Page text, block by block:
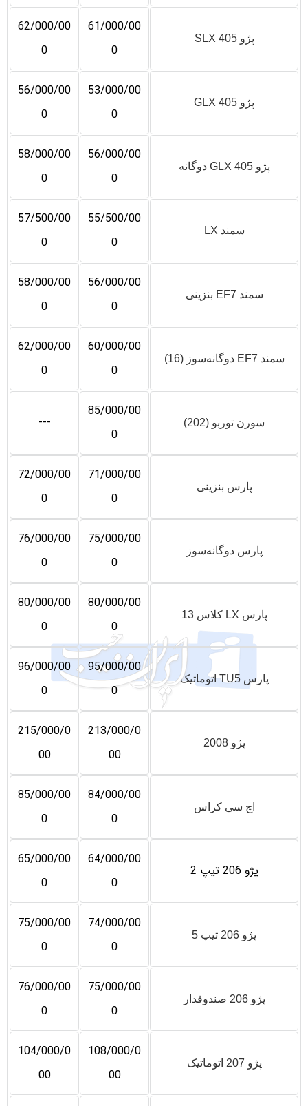
پژو 405 SLX
61/000/00
0
62/000/00
0
پژو 405 GLX
53/000/00
0
56/000/00
0
پژو 405 GLX دوگانه
56/000/00
0
58/000/00
0
سمند LX
55/500/00
0
57/500/00
0
سمند EF7 بنزینی
56/000/00
0
58/000/00
0
سمند EF7 دوگانه‌سوز (16)
60/000/00
0
62/000/00
0
سورن توربو (202)
85/000/00
0
---
پارس بنزینی
71/000/00
0
72/000/00
0
پارس دوگانه‌سوز
75/000/00
0
76/000/00
0
پارس LX کلاس 13
80/000/00
0
80/000/00
0
پارس TU5 اتوماتیک
95/000/00
0
96/000/00
0
پژو 2008
213/000/0
00
215/000/0
00
اچ سی کراس
84/000/00
0
85/000/00
0
پژو 206 تیپ 2
64/000/00
0
65/000/00
0
پژو 206 تیپ 5
74/000/00
0
75/000/00
0
پژو 206 صندوقدار
75/000/00
0
76/000/00
0
پژو 207 اتوماتیک
108/000/0
00
104/000/0
00